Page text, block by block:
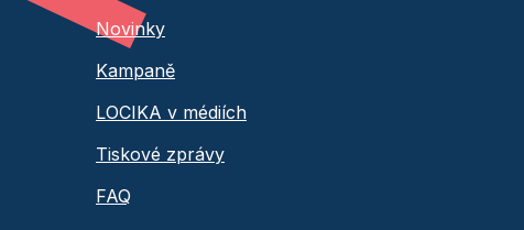
Novinky
Kampaně
LOCIKA v médiích
Tiskové zprávy
FAQ